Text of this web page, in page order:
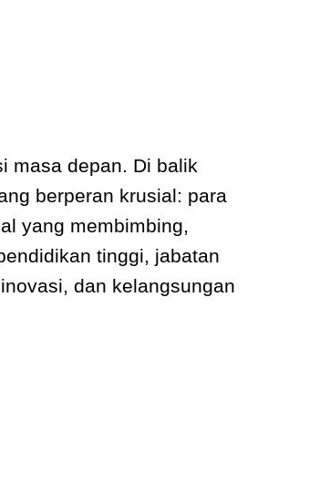
masa depan. Di balik
berperan krusial: para
yang membimbing,
tinggi, jabatan
dan kelangsungan